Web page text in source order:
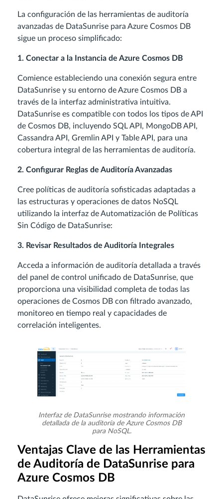
La configuración de las herramientas de auditoría
avanzadas de DataSunrise para Azure Cosmos DB
sigue un proceso simplificado:
1. Conectar a la Instancia de Azure Cosmos DB
Comience estableciendo una conexión segura entre
DataSunrise y su entorno de Azure Cosmos DB a
través de la interfaz administrativa intuitiva.
DataSunrise es compatible con todos los tipos de API
de Cosmos DB, incluyendo SQL API, MongoDB API,
Cassandra API, Gremlin API y Table API, para una
cobertura integral de las herramientas de auditoría.
2. Configurar Reglas de Auditoría Avanzadas
Cree políticas de auditoría sofisticadas adaptadas a
las estructuras y operaciones de datos NoSQL
utilizando la interfaz de Automatización de Políticas
Sin Código de DataSunrise:
3. Revisar Resultados de Auditoría Integrales
Acceda a información de auditoría detallada a través
del panel de control unificado de DataSunrise, que
proporciona una visibilidad completa de todas las
operaciones de Cosmos DB con filtrado avanzado,
monitoreo en tiempo real y capacidades de
correlación inteligentes.
Interfaz de DataSunrise mostrando información
detallada de la auditoría de Azure Cosmos DB
para NoSQL.
Ventajas Clave de las Herramientas
de Auditoría de DataSunrise para
Azure Cosmos DB